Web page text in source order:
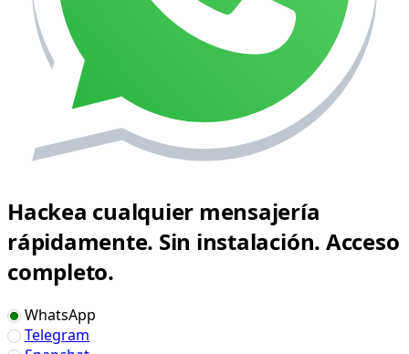
Hackea cualquier mensajería
rápidamente. Sin instalación. Acceso
completo.
WhatsApp
Telegram